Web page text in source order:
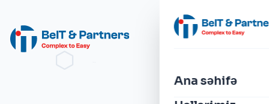
Ana səhifə